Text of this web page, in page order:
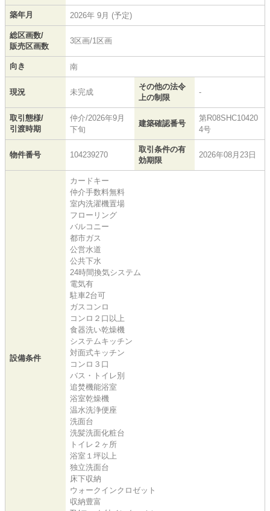
築年月 2026年 9月 (予定)
総区画数/
販売区画数
3区画/1区画
向き 南
現況 未完成
その他の法令
上の制限
-
取引態様/
引渡時期
仲介/2026年9月
下旬
建築確認番号
第R08SHC10420
4号
物件番号 104239270
取引条件の有
効期限
2026年08月23日
設備条件
カードキー
仲介手数料無料
室内洗濯機置場
フローリング
バルコニー
都市ガス
公営水道
公共下水
24時間換気システム
電気有
駐車2台可
ガスコンロ
コンロ２口以上
食器洗い乾燥機
システムキッチン
対面式キッチン
コンロ３口
バス・トイレ別
追焚機能浴室
浴室乾燥機
温水洗浄便座
洗面台
洗髪洗面化粧台
トイレ２ヶ所
浴室１坪以上
独立洗面台
床下収納
ウォークインクロゼット
収納豊富